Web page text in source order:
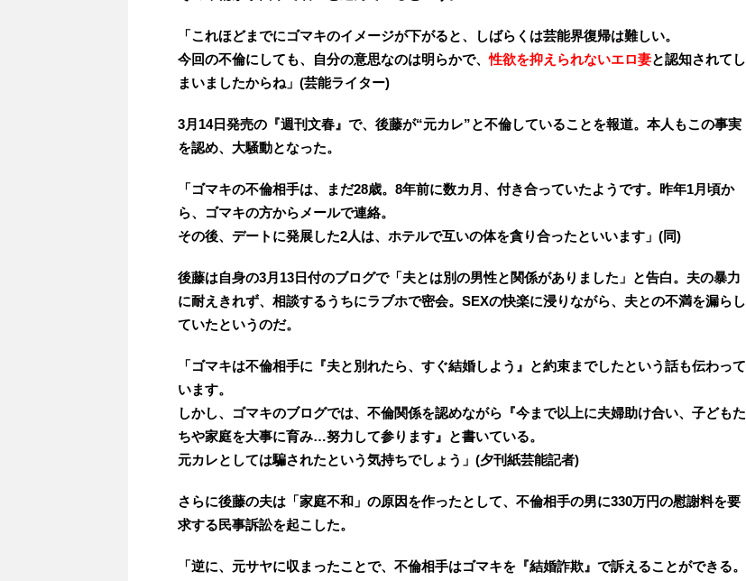
「これほどまでにゴマキのイメージが下がると、しばらくは芸能界復帰は難しい。
今回の不倫にしても、自分の意思なのは明らかで、性欲を抑えられないエロ妻と認知されてし
まいましたからね」(芸能ライター)
3月14日発売の『週刊文春』で、後藤が“元カレ”と不倫していることを報道。本人もこの事実
を認め、大騒動となった。
「ゴマキの不倫相手は、まだ28歳。8年前に数カ月、付き合っていたようです。昨年1月頃か
ら、ゴマキの方からメールで連絡。
その後、デートに発展した2人は、ホテルで互いの体を貪り合ったといいます」(同)
後藤は自身の3月13日付のブログで「夫とは別の男性と関係がありました」と告白。夫の暴力
に耐えきれず、相談するうちにラブホで密会。SEXの快楽に浸りながら、夫との不満を漏らし
ていたというのだ。
「ゴマキは不倫相手に『夫と別れたら、すぐ結婚しよう』と約束までしたという話も伝わって
います。
しかし、ゴマキのブログでは、不倫関係を認めながら『今まで以上に夫婦助け合い、子どもた
ちや家庭を大事に育み…努力して参ります』と書いている。
元カレとしては騙されたという気持ちでしょう」(夕刊紙芸能記者)
さらに後藤の夫は「家庭不和」の原因を作ったとして、不倫相手の男に330万円の慰謝料を要
求する民事訴訟を起こした。
「逆に、元サヤに収まったことで、不倫相手はゴマキを『結婚詐欺』で訴えることができる。